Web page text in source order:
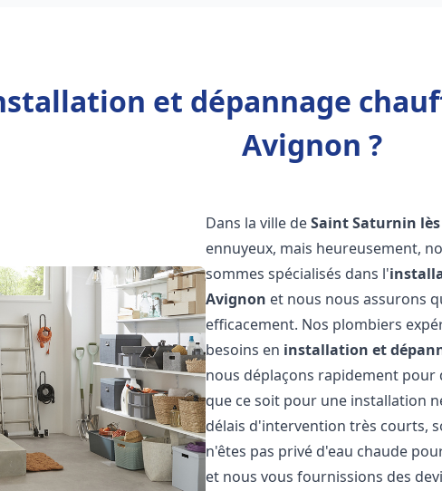
et dépannage
Avignon ?
Dans la ville deSaint Saturnin
ennuyeux, mais heureusement,
sommes spécialisés dans l'
Avignon et nous nous assurons
efficacement. Nos plombiers
besoins en installation et
nous déplaçons rapidement
que ce soit pour une installation
délais d'intervention très courts,
n'êtes pas privé d'eau chaude
et nous vous fournissions des